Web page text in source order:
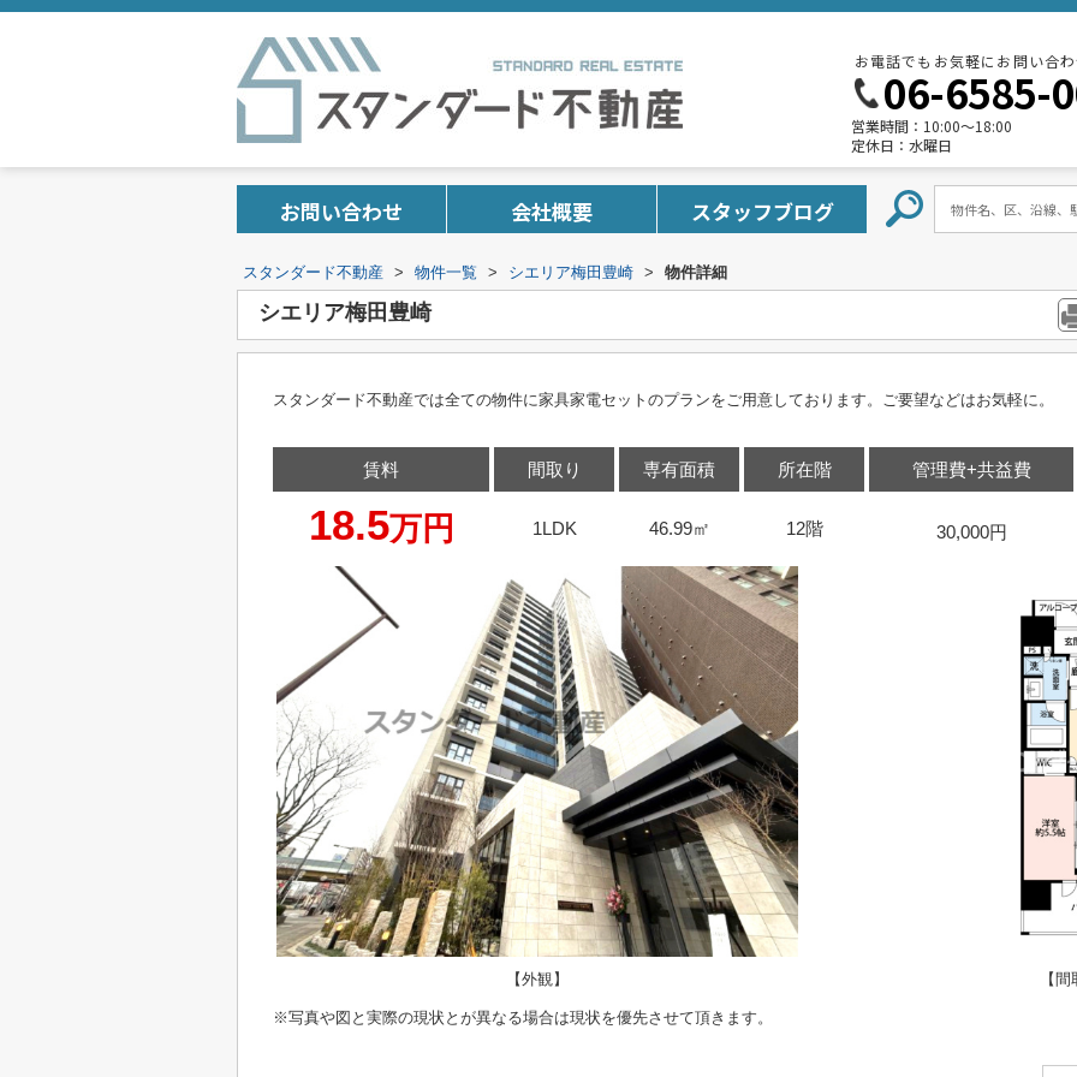
お電話でもお気軽にお問い合
06-6585-
営業時間： 10:00～18:00
定休日： 水曜日
お問い合わせ 会社概要 スタッフブログ
スタンダード不動産 > 物件一覧 > シエリア梅田豊崎 > 物件詳細
シエリア梅田豊崎
スタンダード不動産では全ての物件に家具家電セットのプランをご用意しております。ご要望などはお気軽に。
賃料
18.5万円
間取り
1LDK
専有面積
46.99㎡
所在階
12階
管理費+共益費
30,000円
【外観】 【
※写真や図と実際の現状とが異なる場合は現状を優先させて頂きます。